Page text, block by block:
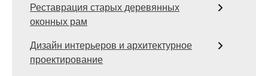
Реставрация старых деревянных
оконных рам
Дизайн интерьеров и архитектурное
проектирование